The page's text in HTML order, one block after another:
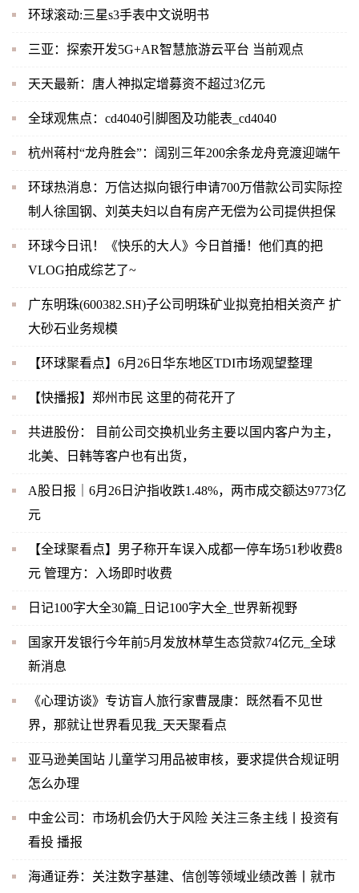
环球滚动:三星s3手表中文说明书
三亚：探索开发5G+AR智慧旅游云平台 当前观点
天天最新：唐人神拟定增募资不超过3亿元
全球观焦点：cd4040引脚图及功能表_cd4040
杭州蒋村“龙舟胜会”：阔别三年200余条龙舟竞渡迎端午
环球热消息：万信达拟向银行申请700万借款公司实际控
制人徐国钢、刘英夫妇以自有房产无偿为公司提供担保
环球今日讯！《快乐的大人》今日首播！他们真的把
VLOG拍成综艺了~
广东明珠(600382.SH)子公司明珠矿业拟竞拍相关资产 扩
大砂石业务规模
【环球聚看点】6月26日华东地区TDI市场观望整理
【快播报】郑州市民 这里的荷花开了
共进股份： 目前公司交换机业务主要以国内客户为主，
北美、日韩等客户也有出货，
A股日报｜6月26日沪指收跌1.48%，两市成交额达9773亿
元
【全球聚看点】男子称开车误入成都一停车场51秒收费8
元 管理方：入场即时收费
日记100字大全30篇_日记100字大全_世界新视野
国家开发银行今年前5月发放林草生态贷款74亿元_全球
新消息
《心理访谈》专访盲人旅行家曹晟康：既然看不见世
界，那就让世界看见我_天天聚看点
亚马逊美国站 儿童学习用品被审核，要求提供合规证明
怎么办理
中金公司：市场机会仍大于风险 关注三条主线丨投资有
看投 播报
海通证券：关注数字基建、信创等领域业绩改善丨就市